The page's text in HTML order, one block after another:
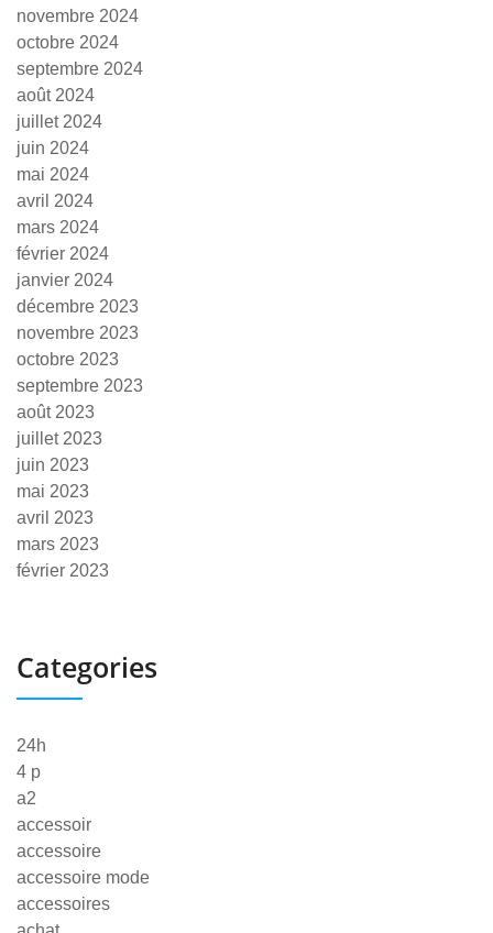
novembre 2024
octobre 2024
septembre 2024
août 2024
juillet 2024
juin 2024
mai 2024
avril 2024
mars 2024
février 2024
janvier 2024
décembre 2023
novembre 2023
octobre 2023
septembre 2023
août 2023
juillet 2023
juin 2023
mai 2023
avril 2023
mars 2023
février 2023
Categories
24h
4 p
a2
accessoir
accessoire
accessoire mode
accessoires